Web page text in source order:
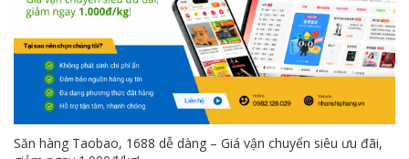
Săn hàng Taobao, 1688 dễ dàng – Giá vận chuyển siêu ưu đãi,